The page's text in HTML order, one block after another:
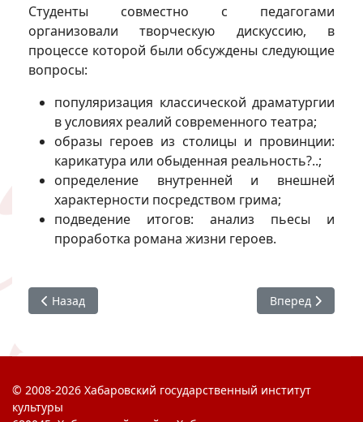
Студенты совместно с педагогами
организовали творческую дискуссию, в
процессе которой были обсуждены следующие
вопросы:
популяризация классической драматургии
в условиях реалий современного театра;
образы героев из столицы и провинции:
карикатура или обыденная реальность?..;
определение внутренней и внешней
характерности посредством грима;
подведение итогов: анализ пьесы и
проработка романа жизни героев.
Предыдущий: #ХГИК СНО #ИМИиВИ Памяти Родиона
Назад Следующий:
Вперед
© 2008-2026 Хабаровский государственный институт
культуры